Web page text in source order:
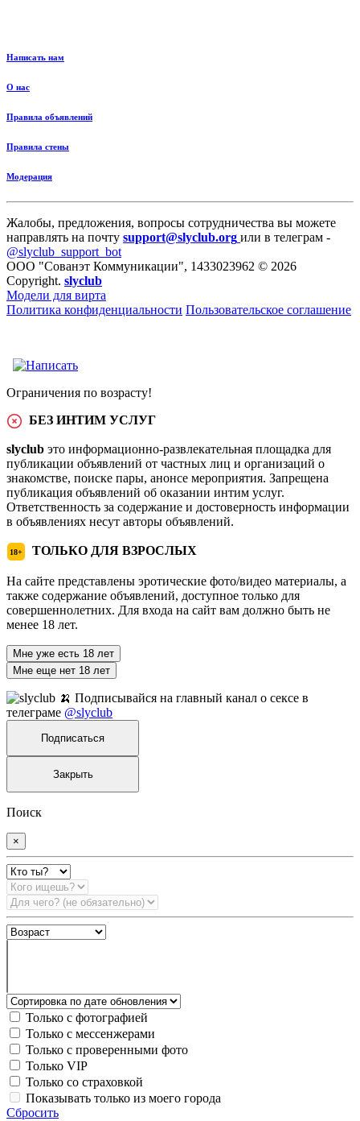
Написать нам
О нас
Правила объявлений
Правила стены
Модерация
Жалобы, предложения, вопросы сотрудничества вы можете
направлять на почту support@slyclub.org или в телеграм -
@slyclub_support_bot
ООО "Сованэт Коммуникации", 1433023962 © 2026
Copyright. slyclub
Модели для вирта
Политика конфиденциальности Пользовательское соглашение
Ограничения по возрасту!
БЕЗ ИНТИМ УСЛУГ
slyclub это информационно-развлекательная площадка для
публикации объявлений от частных лиц и организаций о
знакомстве, поиске пары, анонсе мероприятия. Запрещена
публикация объявлений об оказании интим услуг.
Ответственность за содержание и достоверность информации
в объявлениях несут авторы объявлений.
18+ ТОЛЬКО ДЛЯ ВЗРОСЛЫХ
На сайте представлены эротические фото/видео материалы, а
также содержание объявлений, доступное только для
совершеннолетних. Для входа на сайт вам должно быть не
менее 18 лет.
Мне уже есть 18 лет
Мне еще нет 18 лет
🍌 Подписывайся на главный канал о сексе в
телеграме @slyclub
Подписаться
Закрыть
Поиск
×
Только с фотографией
Только с мессенжерами
Только с проверенными фото
Только VIP
Только со страховкой
Показывать только из моего города
Сбросить